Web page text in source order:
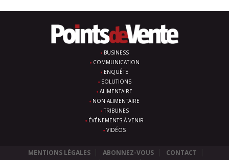
BUSINESS
COMMUNICATION
ENQUÊTE
SOLUTIONS
ALIMENTAIRE
NON ALIMENTAIRE
TRIBUNES
ÉVÉNEMENTS À VENIR
VIDÉOS
MENTIONS LÉGALES ABONNEZ-VOUS
CONTACT